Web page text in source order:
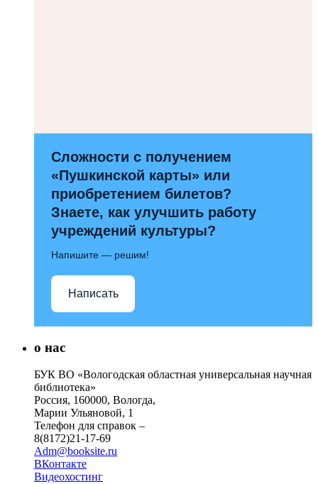
Сложности с получением
«Пушкинской карты» или
приобретением билетов?
Знаете, как улучшить работу
учреждений культуры?
Напишите — решим!
Написать
о нас
БУК ВО «Вологодская областная универсальная научная
библиотека»
Россия, 160000, Вологда,
Марии Ульяновой, 1
Телефон для справок –
8(8172)21-17-69
Adm@booksite.ru
ВКонтакте
Видеохостинг